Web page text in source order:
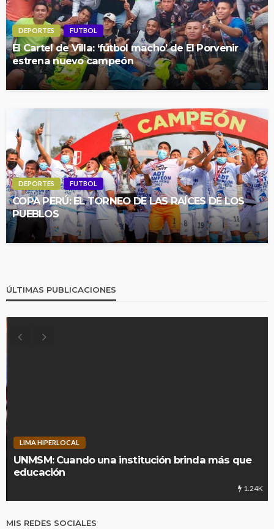
DEPORTES FUTBOL
El Cartel de Villa: ‘fútbol macho’ de El Porvenir
estrena nuevo campeón
DEPORTES FUTBOL
COPA PERÚ: EL TORNEO DE LAS RAÍCES DE LOS
PUEBLOS
ÚLTIMAS PUBLICACIONES
LIMA HIPERLOCAL
UNMSM: Cuando una institución brinda más que
educación
1.24K
MIS REDES SOCIALES